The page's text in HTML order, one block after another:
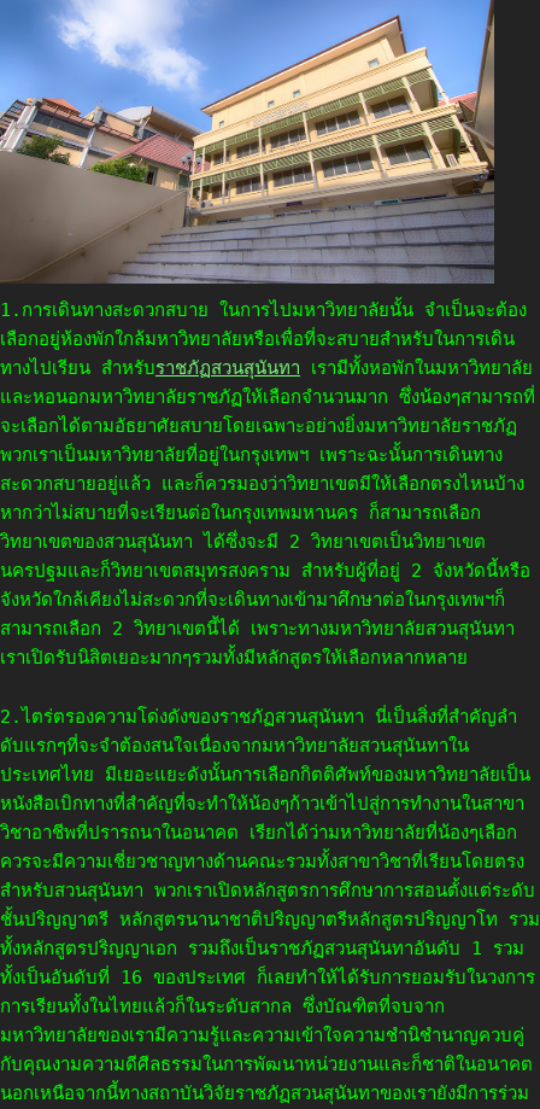
1.การเดินทางสะดวกสบาย ในการไปมหาวิทยาลัยนั้น จำเป็นจะต้อง
เลือกอยู่ห้องพักใกล้มหาวิทยาลัยหรือเพื่อที่จะสบายสำหรับในการเดิน
ทางไปเรียน สำหรับราชภัฏสวนสุนันทา เรามีทั้งหอพักในมหาวิทยาลัย
และหอนอกมหาวิทยาลัยราชภัฏให้เลือกจำนวนมาก ซึ่งน้องๆสามารถที่
จะเลือกได้ตามอัธยาศัยสบายโดยเฉพาะอย่างยิ่งมหาวิทยาลัยราชภัฏ
พวกเราเป็นมหาวิทยาลัยที่อยู่ในกรุงเทพฯ เพราะฉะนั้นการเดินทาง
สะดวกสบายอยู่แล้ว และก็ควรมองว่าวิทยาเขตมีให้เลือกตรงไหนบ้าง
หากว่าไม่สบายที่จะเรียนต่อในกรุงเทพมหานคร ก็สามารถเลือก
วิทยาเขตของสวนสุนันทา ได้ซึ่งจะมี 2 วิทยาเขตเป็นวิทยาเขต
นครปฐมและก็วิทยาเขตสมุทรสงคราม สำหรับผู้ที่อยู่ 2 จังหวัดนี้หรือ
จังหวัดใกล้เคียงไม่สะดวกที่จะเดินทางเข้ามาศึกษาต่อในกรุงเทพฯก็
สามารถเลือก 2 วิทยาเขตนี้ได้ เพราะทางมหาวิทยาลัยสวนสุนันทา
เราเปิดรับนิสิตเยอะมากๆรวมทั้งมีหลักสูตรให้เลือกหลากหลาย
2.ไตร่ตรองความโด่งดังของราชภัฏสวนสุนันทา นี่เป็นสิ่งที่สำคัญลำ
ดับแรกๆที่จะจำต้องสนใจเนื่องจากมหาวิทยาลัยสวนสุนันทาใน
ประเทศไทย มีเยอะแยะดังนั้นการเลือกกิตติศัพท์ของมหาวิทยาลัยเป็น
หนังสือเบิกทางที่สำคัญที่จะทำให้น้องๆก้าวเข้าไปสู่การทำงานในสาขา
วิชาอาชีพที่ปรารถนาในอนาคต เรียกได้ว่ามหาวิทยาลัยที่น้องๆเลือก
ควรจะมีความเชี่ยวชาญทางด้านคณะรวมทั้งสาขาวิชาที่เรียนโดยตรง
สำหรับสวนสุนันทา พวกเราเปิดหลักสูตรการศึกษาการสอนตั้งแต่ระดับ
ชั้นปริญญาตรี หลักสูตรนานาชาติปริญญาตรีหลักสูตรปริญญาโท รวม
ทั้งหลักสูตรปริญญาเอก รวมถึงเป็นราชภัฏสวนสุนันทาอันดับ 1 รวม
ทั้งเป็นอันดับที่ 16 ของประเทศ ก็เลยทำให้ได้รับการยอมรับในวงการ
การเรียนทั้งในไทยแล้วก็ในระดับสากล ซึ่งบัณฑิตที่จบจาก
มหาวิทยาลัยของเรามีความรู้และความเข้าใจความชำนิชำนาญควบคู่
กับคุณงามความดีศีลธรรมในการพัฒนาหน่วยงานและก็ชาติในอนาคต
นอกเหนือจากนี้ทางสถาบันวิจัยราชภัฏสวนสุนันทาของเรายังมีการร่วม